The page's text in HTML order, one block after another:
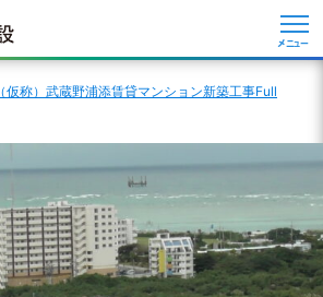
メニュー
（仮称）武蔵野浦添賃貸マンション新築工事Full